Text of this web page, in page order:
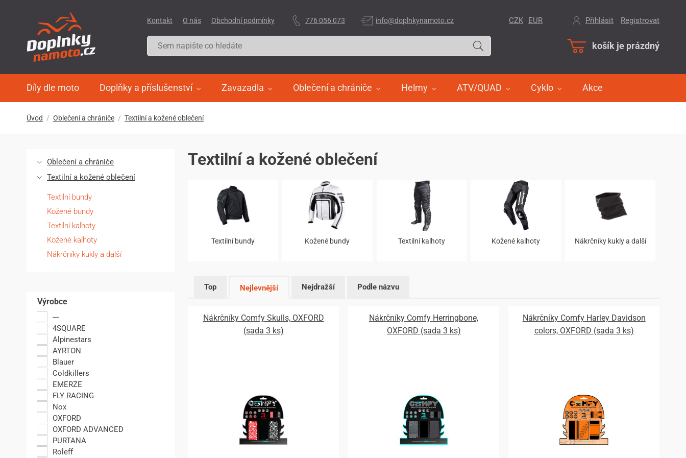
košík je prázdný
Díly dle moto Doplňky a příslušenství Zavazadla Oblečení a chrániče Helmy ATV/QUAD Cyklo Akce
CZK EUR Přihlásit Registrovat
Kontakt O nás Obchodní podmínky 776 056 073 info@doplnkynamoto.cz
Úvod Oblečení a chrániče Textilní a kožené oblečení
Oblečení a chrániče
Textilní a kožené oblečení
Textilní bundy
Kožené bundy
Textilní kalhoty
Kožené kalhoty
Nákrčníky kukly a další
Výrobce
---
4SQUARE
Alpinestars
AYRTON
Blauer
Coldkillers
EMERZE
FLY RACING
Nox
OXFORD
OXFORD ADVANCED
PURTANA
Roleff
Textilní a kožené oblečení
Textilní bundy Kožené bundy Textilní kalhoty Kožené kalhoty Nákrčníky kukly a další
Top Nejlevnější Nejdražší Podle názvu
Nákrčníky Comfy Skulls, OXFORD
(sada 3 ks)
Nákrčníky Comfy Herringbone,
OXFORD (sada 3 ks)
Nákrčníky Comfy Harley Davidson
colors, OXFORD (sada 3 ks)